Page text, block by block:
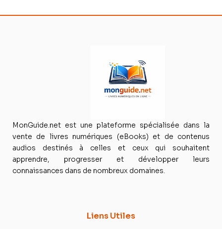
MonGuide.net est une plateforme spécialisée dans la
vente de livres numériques (eBooks) et de contenus
audios destinés à celles et ceux qui souhaitent
apprendre, progresser et développer leurs
connaissances dans de nombreux domaines.
Liens Utiles